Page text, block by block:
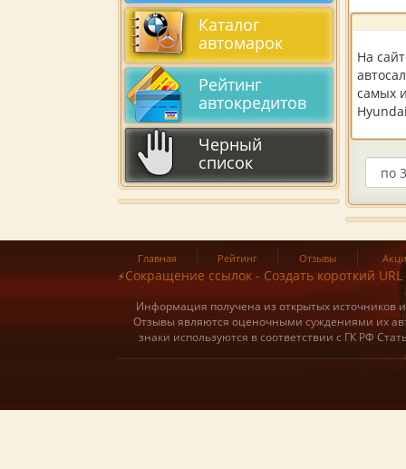
На
самых
Каталог
автомарок
Рейтинг
автокредитов
Черный
список
Главная Рейтинг Отзывы
⚡Сокращение ссылок - Создать короткий URL
Информация получена из открытых источников
Отзывы являются оценочными суждениями их
знаки используются в соответствии с ГК РФ